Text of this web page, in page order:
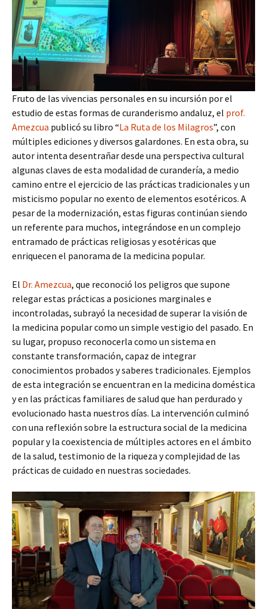
Fruto de las vivencias personales en su incursión por el
estudio de estas formas de curanderismo andaluz, el prof.
Amezcua publicó su libro “La Ruta de los Milagros”, con
múltiples ediciones y diversos galardones. En esta obra, su
autor intenta desentrañar desde una perspectiva cultural
algunas claves de esta modalidad de curandería, a medio
camino entre el ejercicio de las prácticas tradicionales y un
misticismo popular no exento de elementos esotéricos. A
pesar de la modernización, estas figuras continúan siendo
un referente para muchos, integrándose en un complejo
entramado de prácticas religiosas y esotéricas que
enriquecen el panorama de la medicina popular.
El Dr. Amezcua, que reconoció los peligros que supone
relegar estas prácticas a posiciones marginales e
incontroladas, subrayó la necesidad de superar la visión de
la medicina popular como un simple vestigio del pasado. En
su lugar, propuso reconocerla como un sistema en
constante transformación, capaz de integrar
conocimientos probados y saberes tradicionales. Ejemplos
de esta integración se encuentran en la medicina doméstica
y en las prácticas familiares de salud que han perdurado y
evolucionado hasta nuestros días. La intervención culminó
con una reflexión sobre la estructura social de la medicina
popular y la coexistencia de múltiples actores en el ámbito
de la salud, testimonio de la riqueza y complejidad de las
prácticas de cuidado en nuestras sociedades.